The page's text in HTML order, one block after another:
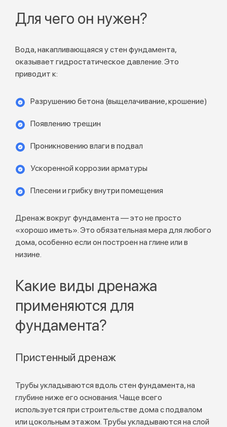
Для чего он нужен?
Вода, накапливающаяся у стен фундамента,
оказывает гидростатическое давление. Это
приводит к:
Разрушению бетона (выщелачивание, крошение)
Появлению трещин
Проникновению влаги в подвал
Ускоренной коррозии арматуры
Плесени и грибку внутри помещения
Дренаж вокруг фундамента — это не просто
«хорошо иметь». Это обязательная мера для любого
дома, особенно если он построен на глине или в
низине.
Какие виды дренажа
применяются для
фундамента?
Пристенный дренаж
Трубы укладываются вдоль стен фундамента, на
глубине ниже его основания. Чаще всего
используется при строительстве дома с подвалом
или цокольным этажом. Трубы укладываются на слой